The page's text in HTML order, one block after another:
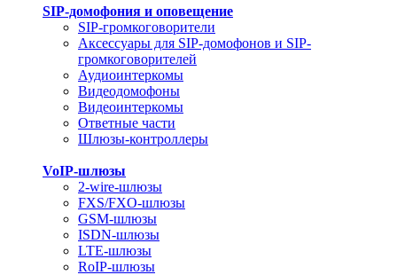
SIP-домофония и оповещение
SIP-громкоговорители
Аксессуары для SIP-домофонов и SIP-
громкоговорителей
Аудиоинтеркомы
Видеодомофоны
Видеоинтеркомы
Ответные части
Шлюзы-контроллеры
VoIP-шлюзы
2-wire-шлюзы
FXS/FXO-шлюзы
GSM-шлюзы
ISDN-шлюзы
LTE-шлюзы
RoIP-шлюзы